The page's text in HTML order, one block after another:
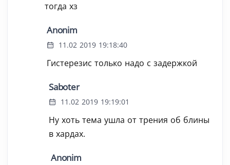
тогда хз
Anonim
11.02 2019 19:18:40
Гистерезис только надо с задержкой
Saboter
11.02 2019 19:19:01
Ну хоть тема ушла от трения об блины
в хардах.
Anonim